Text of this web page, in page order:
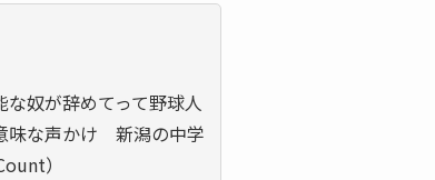
奴が辞めてって野球人
味な声かけ 新潟の中学
）